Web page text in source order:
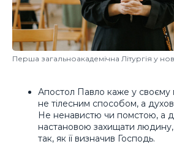
Перша загальноакадемічна Літургія у
Апостол Павло каже у своєму
не тілесним способом, а
Не ненавистю чи помстою, а
настановою захищати людину,
так, як її визначив Господь.